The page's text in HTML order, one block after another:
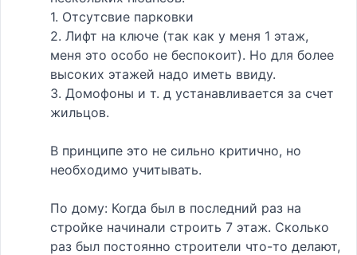
1. Отсутсвие парковки
2. Лифт на ключе (так как у меня 1 этаж,
меня это особо не беспокоит). Но для более
высоких этажей надо иметь ввиду.
3. Домофоны и т. д устанавливается за счет
жильцов.
В принципе это не сильно критично, но
необходимо учитывать.
По дому: Когда был в последний раз на
стройке начинали строить 7 этаж. Сколько
раз был постоянно строители что-то делают,